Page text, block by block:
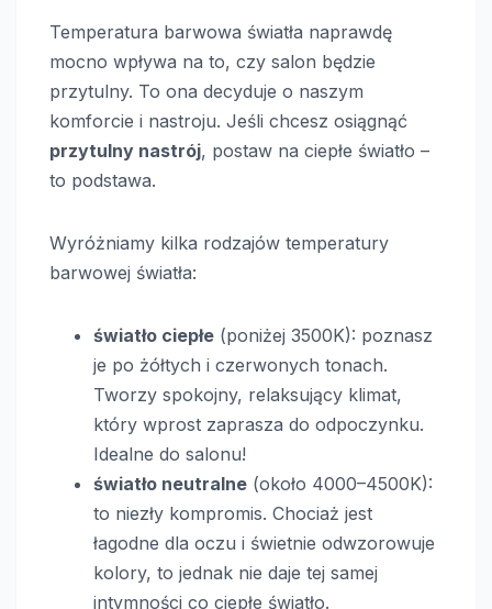
Temperatura barwowa światła naprawdę
mocno wpływa na to, czy salon będzie
przytulny. To ona decyduje o naszym
komforcie i nastroju. Jeśli chcesz osiągnąć
przytulny nastrój, postaw na ciepłe światło –
to podstawa.
Wyróżniamy kilka rodzajów temperatury
barwowej światła:
światło ciepłe (poniżej 3500K): poznasz
je po żółtych i czerwonych tonach.
Tworzy spokojny, relaksujący klimat,
który wprost zaprasza do odpoczynku.
Idealne do salonu!
światło neutralne (około 4000–4500K):
to niezły kompromis. Chociaż jest
łagodne dla oczu i świetnie odwzorowuje
kolory, to jednak nie daje tej samej
intymności co ciepłe światło.